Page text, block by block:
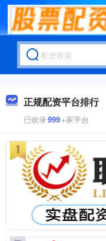
正规配资平台排行
已收录999+家平台